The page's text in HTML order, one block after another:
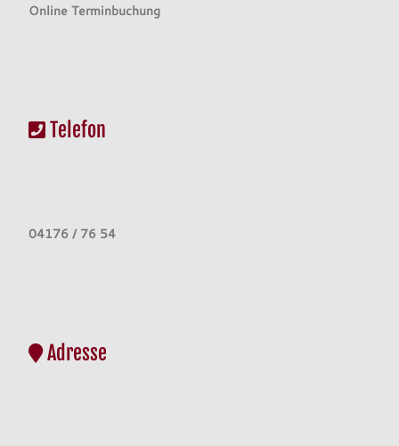
Online Terminbuchung
Telefon
04176 / 76 54
Adresse